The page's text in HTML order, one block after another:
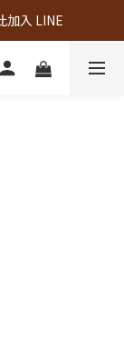
有營業
加入 LINE
有營業